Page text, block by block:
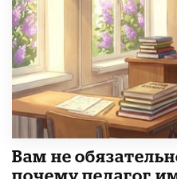
​Вам не
почему педагог